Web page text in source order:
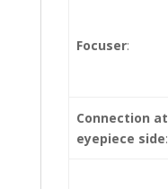
Focuser:
Connection at
eyepiece side: